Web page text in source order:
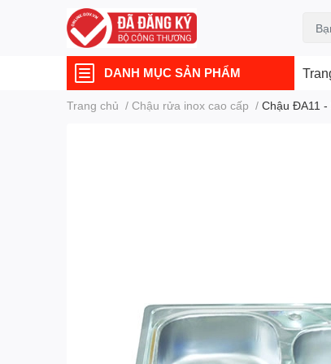
DANH MỤC SẢN PHẨM
Trang chủ / Chậu rửa inox cao cấp / Chậu ĐA11